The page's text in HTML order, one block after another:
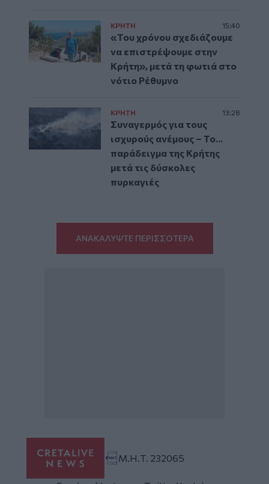
ΚΡΗΤΗ 15:40
«Του χρόνου σχεδιάζουμε
να επιστρέψουμε στην
Κρήτη», μετά τη φωτιά στο
νότιο Ρέθυμνο
ΚΡΗΤΗ 13:28
Συναγερμός για τους
ισχυρούς ανέμους – Το...
παράδειγμα της Κρήτης
μετά τις δύσκολες
πυρκαγιές
ΑΝΑΚΑΛΥΨΤΕ ΠΕΡΙΣΣΟΤΕΡΑ
Μ.Η.Τ. 232065